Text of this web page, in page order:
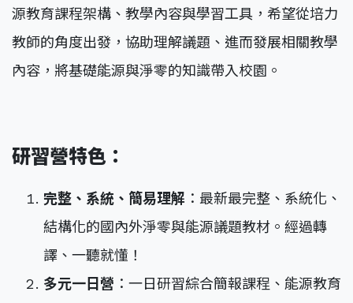
源教育課程架構、教學內容與學習工具，希望從培力
教師的角度出發，協助理解議題、進而發展相關教學
內容，將基礎能源與淨零的知識帶入校園。
研習營特色：
完整、系統、簡易理解 ：最新最完整、系統化、
結構化的國內外淨零與能源議題教材。經過轉
譯、一聽就懂！
多元一日營 ：一日研習綜合簡報課程、能源教育